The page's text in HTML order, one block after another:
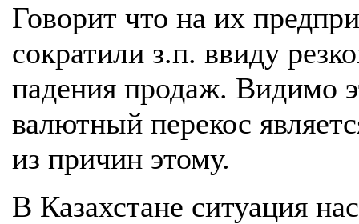
Говорит что на их
сократили з.п. ввиду
падения продаж. Видимо
валютный перекос
из причин этому.
В Казахстане ситуация